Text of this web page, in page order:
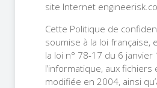
site Internet
Cette Politique de
soumise à la loi française,
la loi n° 78-17 du 6 janvier
l’informatique, aux
modifiée en 2004, ainsi